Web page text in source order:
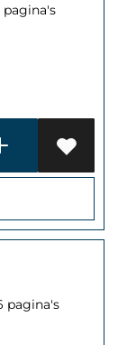
pagina's
pagina's